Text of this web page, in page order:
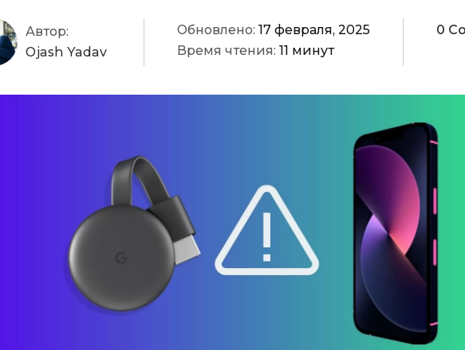
Автор:
Ojash Yadav
Обновлено: 17 февраля, 2025
Время чтения: 11 минут
0